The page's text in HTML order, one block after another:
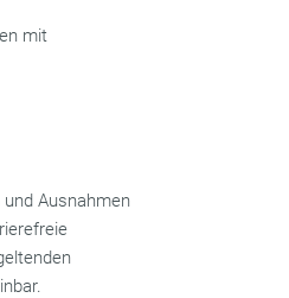
mit
Ausnahmen